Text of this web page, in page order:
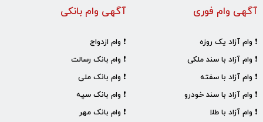
آگهی وام بانکی
❗ وام ازدواج
❗ وام بانک رسالت
❗ وام بانک ملی
❗ وام بانک سپه
❗ وام بانک مهر
آگهی وام فوری
❗ وام آزاد یک روزه
❗ وام آزاد با سند ملکی
❗ وام آزاد با سفته
❗ وام آزاد با سند خودرو
❗ وام آزاد با طلا